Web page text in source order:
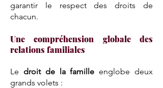
garantir le respect des droits de
chacun.
Une compréhension globale des
relations familiales
Le droit de la famille englobe deux
grands volets :